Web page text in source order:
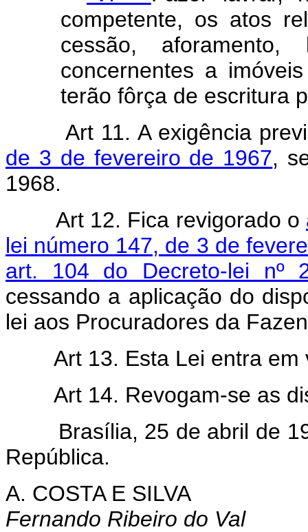
competente, os atos
cessão,
concernentes a
terão fôrça de escritura
Art 11. A exigência
de 3 de fevereiro de 1967,
1968.
Art 12. Fica revigorado o
lei número 147, de 3 de
art. 104 do Decreto-lei nº
cessando a aplicação do
lei aos Procuradores da
Art 13. Esta Lei entra
Art 14. Revogam-se as
Brasília, 25 de abril de
República.
A. COSTA E SILVA
Fernando Ribeiro do Val